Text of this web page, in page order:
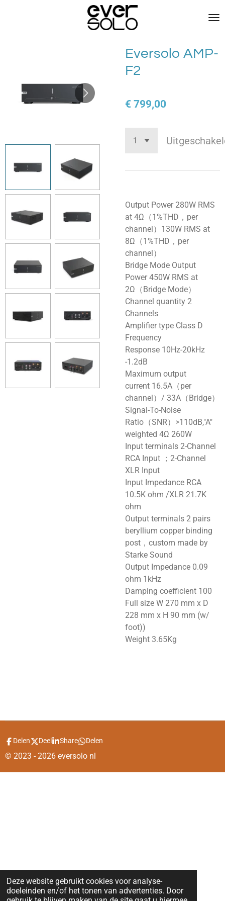
Deze website gebruikt cookies voor analyse-
doeleinden en/of het tonen van advertenties. Door
Eversolo AMP-
F2
€ 799,00
Output Power 280W RMS
at 4Ω（1%THD，per
channel）130W RMS at
8Ω（1%THD，per
channel）
Bridge Mode Output
Power 450W RMS at
2Ω（Bridge Mode）
Channel quantity 2
Channels
Amplifier type Class D
Frequency
Response 10Hz-20kHz
-1.2dB
Maximum output
current 16.5A（per
channel）/ 33A（Bridge）
Signal-To-Noise
Ratio（SNR）>110dB,"A"
weighted 4Ω 260W
Input terminals 2-Channel
RCA Input ；2-Channel
XLR Input
Input Impedance RCA
10.5K ohm /XLR 21.7K
ohm
Output terminals 2 pairs
beryllium copper binding
post，custom made by
Starke Sound
Output Impedance 0.09
ohm 1kHz
Damping coefficient 100
Full size W 270 mm x D
228 mm x H 90 mm (w/
foot))
Weight 3.65Kg
Delen Deel Share Delen
© 2023 - 2026 eversolo nl